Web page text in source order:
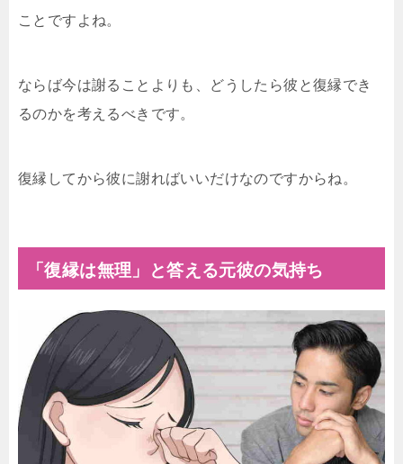
ことですよね。
ならば今は謝ることよりも、どうしたら彼と復縁でき
るのかを考えるべきです。
復縁してから彼に謝ればいいだけなのですからね。
「復縁は無理」と答える元彼の気持ち